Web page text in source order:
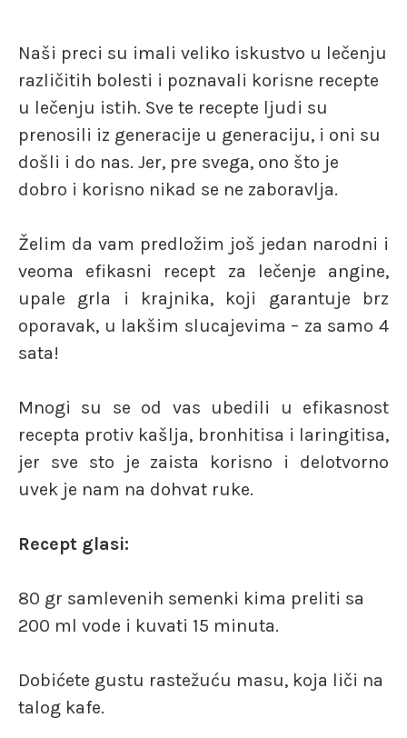
Naši preci su imali veliko iskustvo u lečenju
različitih bolesti i poznavali korisne recepte
u lečenju istih. Sve te recepte ljudi su
prenosili iz generacije u generaciju, i oni su
došli i do nas. Jer, pre svega, ono što je
dobro i korisno nikad se ne zaboravlja.
Želim da vam predložim još jedan narodni i
veoma efikasni recept za lečenje angine,
upale grla i krajnika, koji garantuje brz
oporavak, u lakšim slucajevima – za samo 4
sata!
Mnogi su se od vas ubedili u efikasnost
recepta protiv kašlja, bronhitisa i laringitisa,
jer sve sto je zaista korisno i delotvorno
uvek je nam na dohvat ruke.
Recept glasi:
80 gr samlevenih semenki kima preliti sa
200 ml vode i kuvati 15 minuta.
Dobićete gustu rastežuću masu, koja liči na
talog kafe.